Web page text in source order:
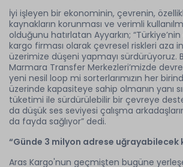
İyi işleyen bir ekonominin, çevrenin,
kaynakların korunması ve verimli
olduğunu hatırlatan Ayyarkın;
kargo firması olarak çevresel riskleri aza
üzerimize düşeni yapmayı sürdürüyoruz.
Marmara Transfer Merkezleri’mizde
yeni nesil loop mi sorterlarımızın her
üzerinde kapasiteye sahip olmanın yanı
tüketimi ile sürdürülebilir bir çevreye
da düşük ses seviyesi çalışma
da fayda sağlıyor” dedi.
“Günde 3 milyon adrese uğrayabilecek
Aras Kargo'nun geçmişten bugüne